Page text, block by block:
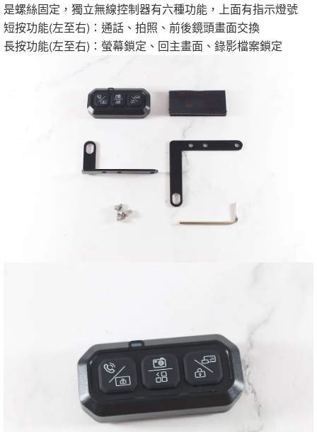
是螺絲固定，獨立無線控制器有六種功能，上面有指示燈號
短按功能(左至右)：通話、拍照、前後鏡頭畫面交換
長按功能(左至右)：螢幕鎖定、回主畫面、錄影檔案鎖定